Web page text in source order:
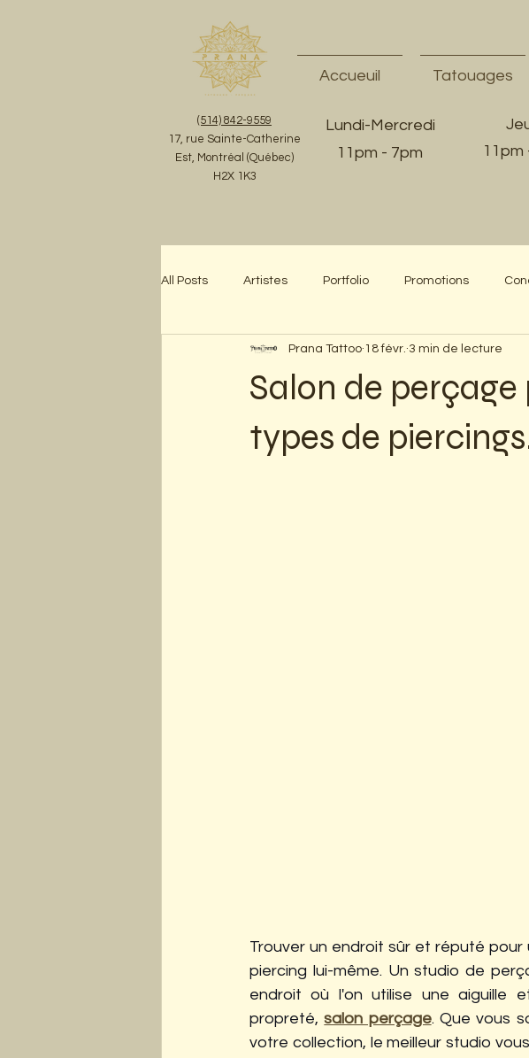
Accueuil Tatouages
(514) 842-9559
17, rue Sainte-Catherine
Est, Montréal (Québec)
H2X 1K3
Lundi-Mercredi
11pm - 7pm
11pm
All Posts Artistes Portfolio Promotions
Salon de
types de
Prana Tattoo 18 févr. 3 min de lecture
Trouver un endroit sûr et réputé
piercing lui-même. Un studio de
endroit où l'on utilise une aiguille
propreté, salon perçage. Que vous
votre collection, le meilleur studio